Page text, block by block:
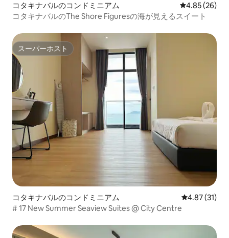
コタキナバルのコンドミニアム レビュー26
4.85 (26)
コタキナバルのThe Shore Figuresの海が見えるスイート
スーパーホスト
スーパーホスト
コタキナバルのコンドミニアム レビュー31
4.87 (31)
# 17 New Summer Seaview Suites @ City Centre